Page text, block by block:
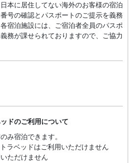
本に​居住してない海外のお客様の宿泊
号の確認とパスポートのご提示を義務
宿泊施設には、ご宿泊者全員のパスポ
務が課せられておりますの​で、ご協力
ドのご利用について
み宿泊できます。
ラベッドはご利用いただけません
ただけません